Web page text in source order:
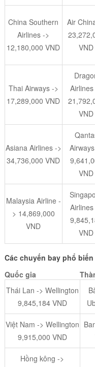
China Southern
Airlines ->
12,180,000 VND
Air
VND
Thai Airways ->
17,289,000 VND
Airlines
VND
Asiana Airlines ->
34,736,000 VND
VND
Malaysia Airline -
> 14,869,000
VND
Airlines
VND
Các chuyến bay phổ biến
Quốc gia
Thái Lan -> Wellington
9,845,184 VND
Việt Nam -> Wellington
9,915,000 VND
Hồng kông ->